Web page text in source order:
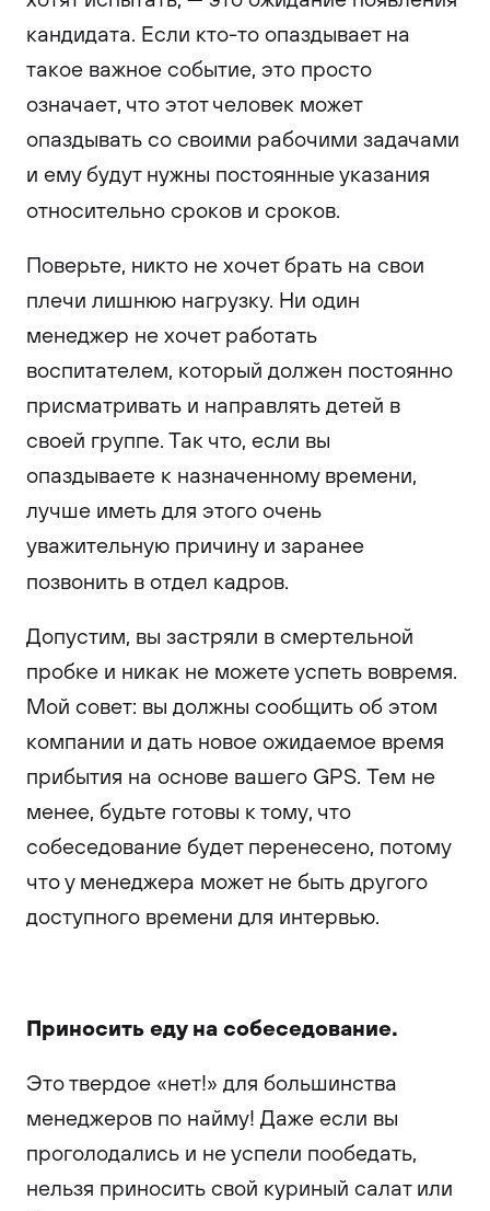
кандидата. Если кто-то опаздывает на
такое важное событие, это просто
означает, что этот человек может
опаздывать со своими рабочими задачами
и ему будут нужны постоянные указания
относительно сроков и сроков.
Поверьте, никто не хочет брать на свои
плечи лишнюю нагрузку. Ни один
менеджер не хочет работать
воспитателем, который должен постоянно
присматривать и направлять детей в
своей группе. Так что, если вы
опаздываете к назначенному времени,
лучше иметь для этого очень
уважительную причину и заранее
позвонить в отдел кадров.
Допустим, вы застряли в смертельной
пробке и никак не можете успеть вовремя.
Мой совет: вы должны сообщить об этом
компании и дать новое ожидаемое время
прибытия на основе вашего GPS. Тем не
менее, будьте готовы к тому, что
собеседование будет перенесено, потому
что у менеджера может не быть другого
доступного времени для интервью.
Приносить еду на собеседование.
Это твердое «нет!» для большинства
менеджеров по найму! Даже если вы
проголодались и не успели пообедать,
нельзя приносить свой куриный салат или